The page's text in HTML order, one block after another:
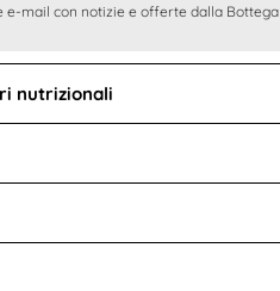
e-mail con notizie e offerte dalla Bottega
nutrizionali